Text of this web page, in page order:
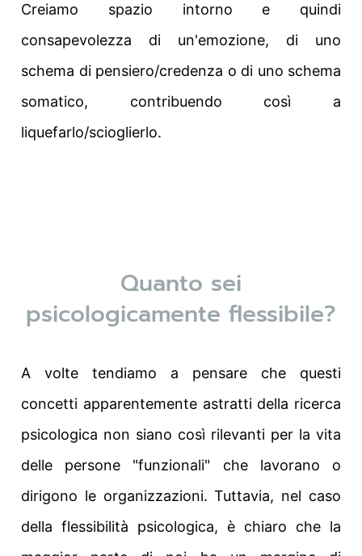
Creiamo spazio intorno e quindi
consapevolezza di un'emozione, di uno
schema di pensiero/credenza o di uno schema
somatico, contribuendo così a
liquefarlo/scioglierlo.
Quanto sei
psicologicamente flessibile?
A volte tendiamo a pensare che questi
concetti apparentemente astratti della ricerca
psicologica non siano così rilevanti per la vita
delle persone "funzionali" che lavorano o
dirigono le organizzazioni. Tuttavia, nel caso
della flessibilità psicologica, è chiaro che la